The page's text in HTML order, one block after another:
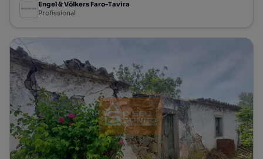
Engel & Völkers Faro-Tavira
Profissional